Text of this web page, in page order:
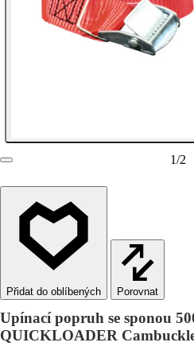
1/2
Porovnat
Upínací popruh se sponou
QUICKLOADER